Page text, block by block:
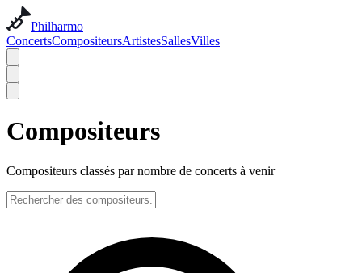
Philharmo
ConcertsCompositeursArtistesSallesVilles
Compositeurs
Compositeurs classés par nombre de concerts à venir